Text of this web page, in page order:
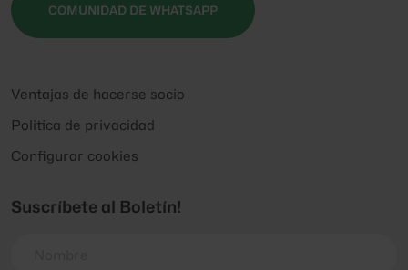
COMUNIDAD DE WHATSAPP
Ventajas de hacerse socio
Politica de privacidad
Configurar cookies
Suscríbete al Boletín!